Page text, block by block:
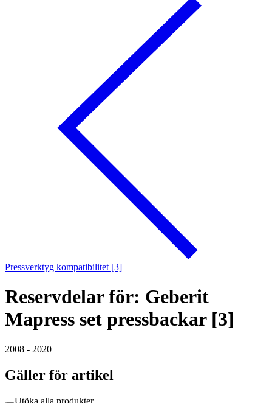
Pressverktyg kompatibilitet [3]
Reservdelar för: Geberit
Mapress set pressbackar [3]
2008 - 2020
Gäller för artikel
Utöka alla produkter